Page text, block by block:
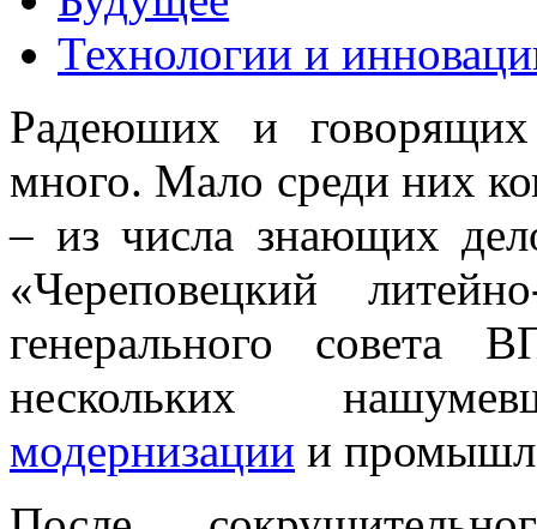
Технологии и
Радеюших и
много. Мало среди них
– из числа знающих
«Череповецкий
генерального
нескольких
модернизации и